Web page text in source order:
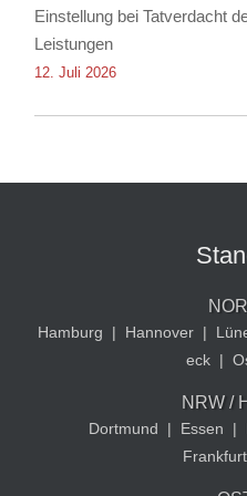
Einstellung bei Tatverdacht
Leistungen
12. Juli 2026
Hamburg | Hannover |
eck |
NRW /
Dortmund | Essen |